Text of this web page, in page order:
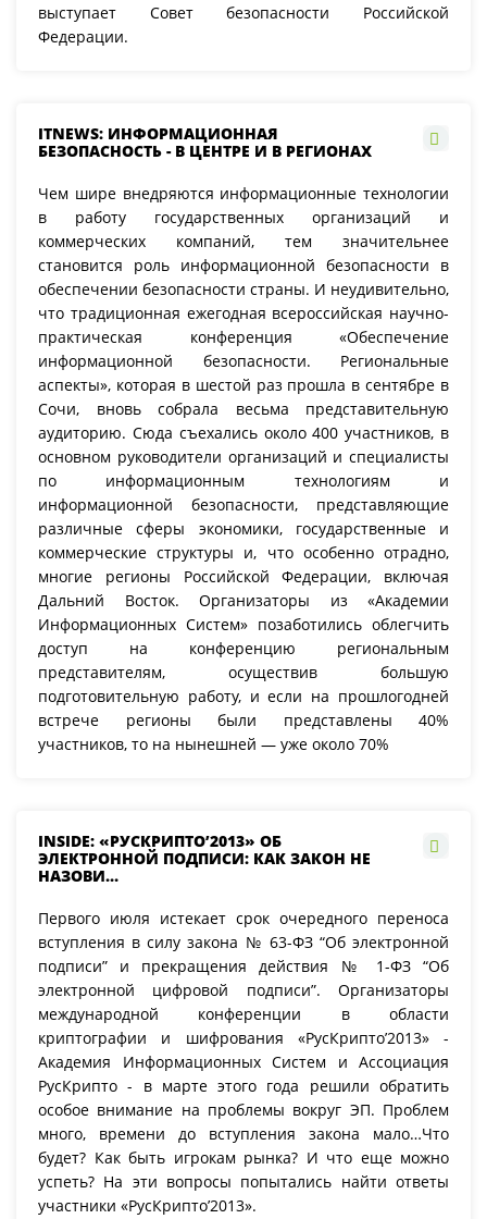
выступает Совет безопасности Российской
Федерации.
ITNEWS: ИНФОРМАЦИОННАЯ
БЕЗОПАСНОСТЬ - В ЦЕНТРЕ И В РЕГИОНАХ
Чем шире внедряются информационные технологии
в работу государственных организаций и
коммерческих компаний, тем значительнее
становится роль информационной безопасности в
обеспечении безопасности страны. И неудивительно,
что традиционная ежегодная всероссийская научно-
практическая конференция «Обеспечение
информационной безопасности. Региональные
аспекты», которая в шестой раз прошла в сентябре в
Сочи, вновь собрала весьма представительную
аудиторию. Сюда съехались около 400 участников, в
основном руководители организаций и специалисты
по информационным технологиям и
информационной безопасности, представляющие
различные сферы экономики, государственные и
коммерческие структуры и, что особенно отрадно,
многие регионы Российской Федерации, включая
Дальний Восток. Организаторы из «Академии
Информационных Систем» позаботились облегчить
доступ на конференцию региональным
представителям, осуществив большую
подготовительную работу, и если на прошлогодней
встрече регионы были представлены 40%
участников, то на нынешней — уже около 70%
INSIDE: «РУСКРИПТО’2013» ОБ
ЭЛЕКТРОННОЙ ПОДПИСИ: КАК ЗАКОН НЕ
НАЗОВИ…
Первого июля истекает срок очередного переноса
вступления в силу закона № 63-ФЗ “Об электронной
подписи” и прекращения действия № 1-ФЗ “Об
электронной цифровой подписи”. Организаторы
международной конференции в области
криптографии и шифрования «РусКрипто’2013» -
Академия Информационных Систем и Ассоциация
РусКрипто - в марте этого года решили обратить
особое внимание на проблемы вокруг ЭП. Проблем
много, времени до вступления закона мало…Что
будет? Как быть игрокам рынка? И что еще можно
успеть? На эти вопросы попытались найти ответы
участники «РусКрипто’2013».